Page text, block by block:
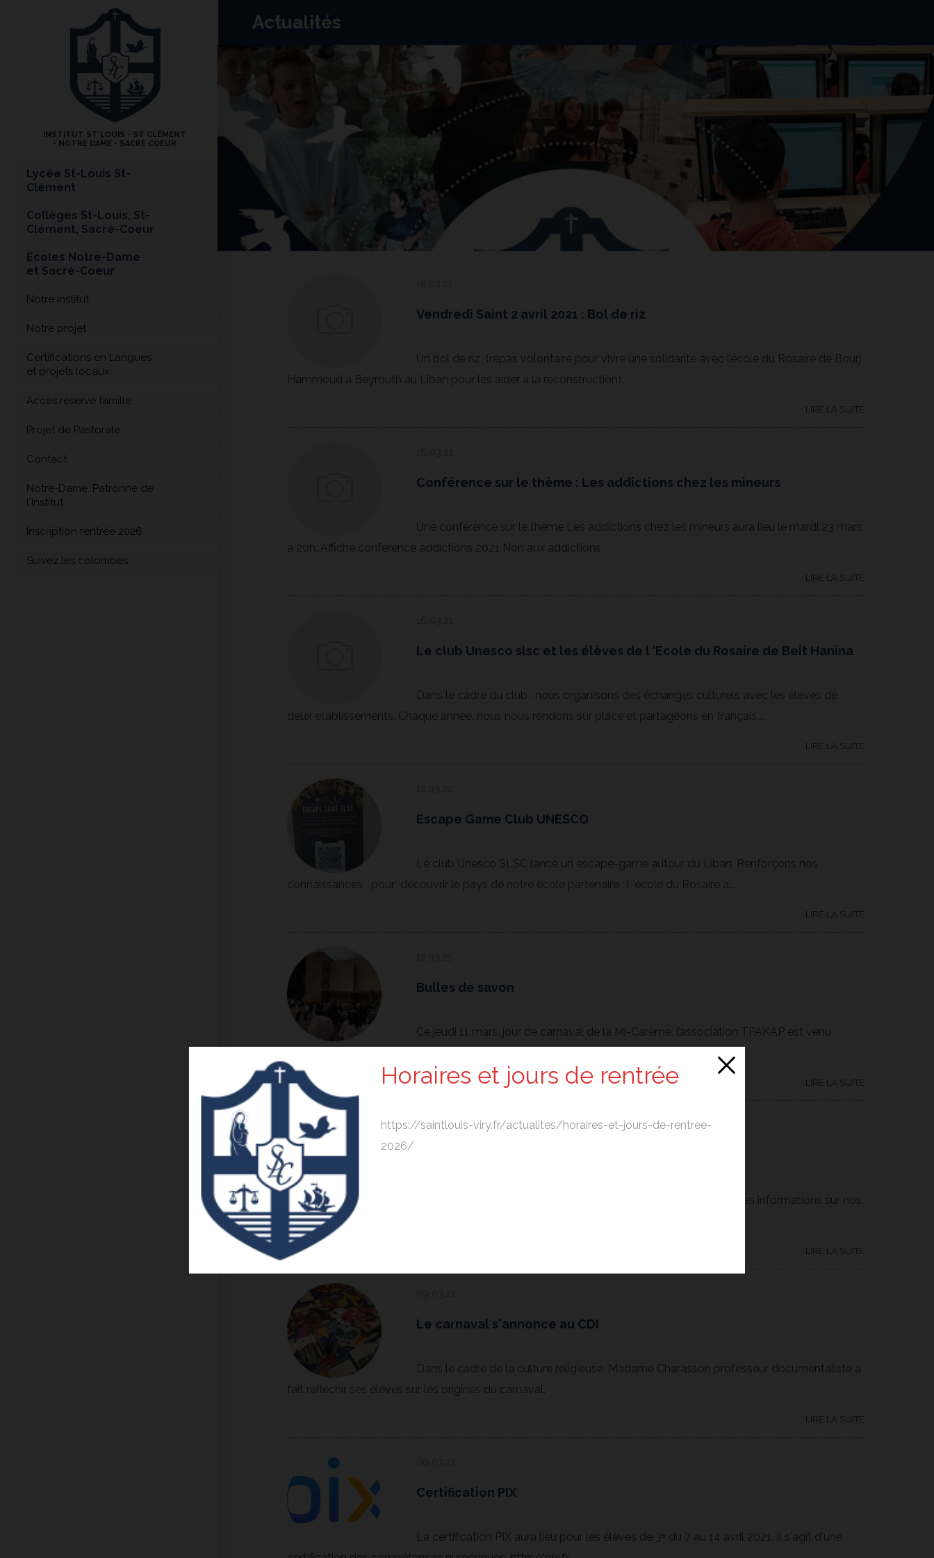
INSTITUT ST LOUIS - ST CLÉMENT
- NOTRE DAME - SACRÉ COEUR
Lycée St-Louis St-
Clément
Collèges St-Louis, St-
Clément, Sacré-Coeur
Écoles Notre-Dame
et Sacré-Coeur
Notre Institut
Notre projet
Certifications en Langues
et projets locaux
Accès réservé famille
Projet de Pastorale
Contact
Notre-Dame, Patronne de
l'Institut
Inscription rentrée 2026
Suivez les colombes
Actualités
Vendredi Saint 2 avril 2021 : Bol de riz
Un bol de riz (repas volontaire pour vivre une solidarité avec l’école du Rosaire de Bourj
Hammoud à Beyrouth au Liban pour les aider à la reconstruction).
LIRE LA SUITE
Conférence sur le thème : Les addictions chez les mineurs
Une conférence sur le thème Les addictions chez les mineurs aura lieu le mardi 23 mars
à 20h. Affiche conférence addictions 2021 Non aux addictions
LIRE LA SUITE
Le club Unesco slsc et les élèves de l ‘Ecole du Rosaire de Beit Hanina
Dans le cadre du club , nous organisons des échanges culturels avec les élèves de
deux établissements. Chaque année, nous nous rendons sur place et partageons en français....
LIRE LA SUITE
Escape Game Club UNESCO
Le club Unesco SLSC lance un escape-game autour du Liban. Renforçons nos
connaissances pour découvrir le pays de notre école partenaire : l ‘école du Rosaire à...
LIRE LA SUITE
Bulles de savon
Ce jeudi 11 mars, jour de carnaval de la Mi-Carême, l’association TPAKAP est venu
LIRE LA SUITE
11.03.21
CARÊME 2021 Vous trouverez en pièces jointes en cliquant ici, les informations sur nos
actions de solidarité et notre proposition chrétienne pour ce temps dit...
LIRE LA SUITE
Le carnaval s'annonce au CDI
Dans le cadre de la culture religieuse, Madame Charasson professeur documentaliste a
fait réfléchir ses élèves sur les origines du carnaval.
LIRE LA SUITE
Certification PIX
La certification PIX aura lieu pour les élèves de 3ᵉ du 7 au 14 avril 2021. Il s'agit d'une
Horaires et jours de rentrée
https://saintlouis-viry.fr/actualites/horaires-et-jours-de-rentree-
2026/